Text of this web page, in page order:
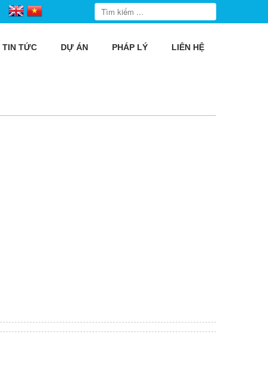
TIN TỨC DỰ ÁN PHÁP LÝ LIÊN HỆ